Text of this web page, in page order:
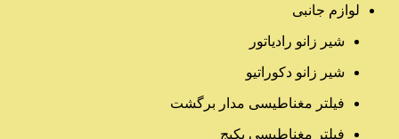
لوازم جانبی
شیر زانو رادیاتور
شیر زانو دکوراتیو
فیلتر مغناطیسی مدار برگشت
فیلتر مغناطیسی پکیج